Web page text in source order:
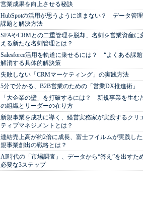
営業成果を向上させる秘訣
HubSpotの活用が思うように進まない？ データ管
課題と解決方法
SFAやCRMとの二重管理を脱却、名刺を営業資産に
える新たな名刺管理とは？
Salesforce活用を軌道に乗せるには？ “よくある課題
解消する具体的解決策
失敗しない「CRMマーケティング」の実践方法
5分で分かる、B2B営業のための「営業DX推進術」
「大企業の壁」を打破するには？ 新規事業を生む
の組織とリーダーの在り方
新規事業を成功に導く、経営実務家が実践するクリ
ティブマネジメントとは？
連結売上高が約2倍に成長、富士フイルムが実践し
規事業創出の戦略とは？
AI時代の「市場調査」、データから“答え”を出すた
必要な3ステップ